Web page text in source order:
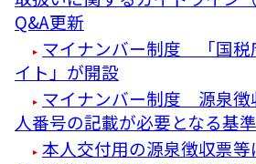
Q&A更新
マイナンバー制度 「国税
イト」が開設
マイナンバー制度 源泉徴
人番号の記載が必要となる基準
本人交付用の源泉徴収票